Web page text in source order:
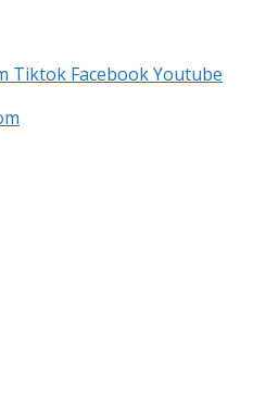
Tiktok FacebookYoutube